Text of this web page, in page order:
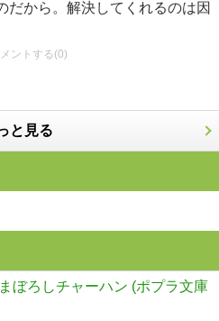
だから。解決してくれるのは因
ントする(0)
と見る
ぼろしチャーハン (ポプラ文庫